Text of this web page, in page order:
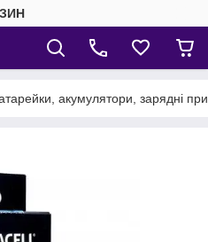
акумулятори, зарядні